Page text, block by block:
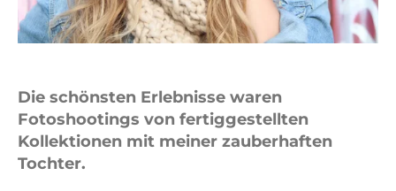
Die schönsten Erlebnisse waren
Fotoshootings von fertiggestellten
Kollektionen mit meiner zauberhaften
Tochter.